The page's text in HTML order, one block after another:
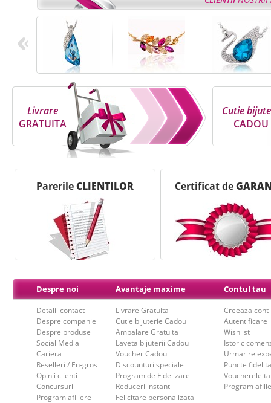
Livrare
GRATUITA
Cutie
CADOU
ParerileCLIENTILOR Certificat de
Despre noi
Detalii contact
Despre companie
Despre produse
Social Media
Cariera
Reselleri / En-gros
Opinii clienti
Concursuri
Program afiliere
Avantaje maxime
Livrare Gratuita
Cutie bijuterie Cadou
Ambalare Gratuita
Laveta bijuterii Cadou
Voucher Cadou
Discounturi speciale
Program de Fidelizare
Reduceri instant
Felicitare personalizata
Contul tau
Creeaza cont
Autentificare
Wishlist
Istoric
Urmarire
Puncte
Voucherele
Program